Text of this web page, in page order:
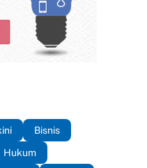
Bisnis
Hukum